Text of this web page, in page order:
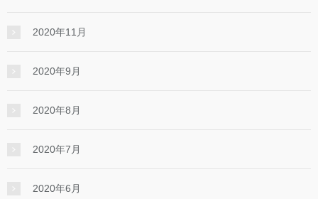
2020年11月
2020年9月
2020年8月
2020年7月
2020年6月